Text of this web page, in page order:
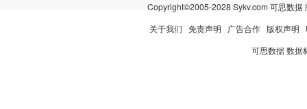
Copyright©2005-2028 Sykv.com 可思数
关于我们
免责声明 广告合作 版权声明
可思数据数据